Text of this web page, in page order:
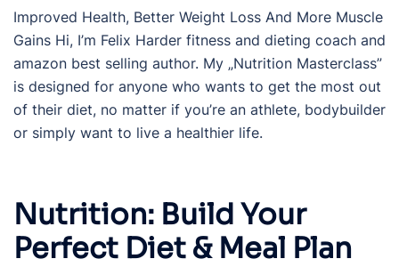
Improved Health, Better Weight Loss And More Muscle
Gains Hi, I’m Felix Harder fitness and dieting coach and
amazon best selling author. My „Nutrition Masterclass”
is designed for anyone who wants to get the most out
of their diet, no matter if you’re an athlete, bodybuilder
or simply want to live a healthier life.
Nutrition: Build Your
Perfect Diet & Meal Plan